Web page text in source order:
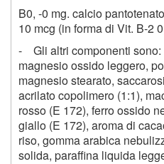
B0, -0 mg. calcio
10 mcg (in forma di Vit. B-2
- Gli altri componenti sono:
magnesio ossido leggero,
magnesio stearato,
acrilato copolimero (1:1),
rosso (E 172), ferro ossido
giallo (E 172), aroma di
riso, gomma arabica
solida, paraffina liquida